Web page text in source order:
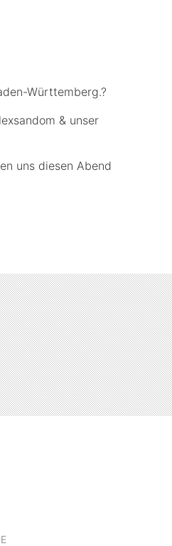
Württemberg.?
& unser
uns diesen Abend